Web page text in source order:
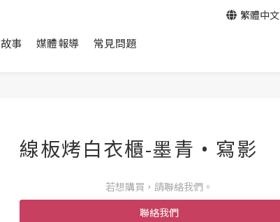
事 媒體報導 常見問題
繁體中文
線板烤白衣櫃-墨青 • 寫影
若想購買，請聯絡我們。
聯絡我們